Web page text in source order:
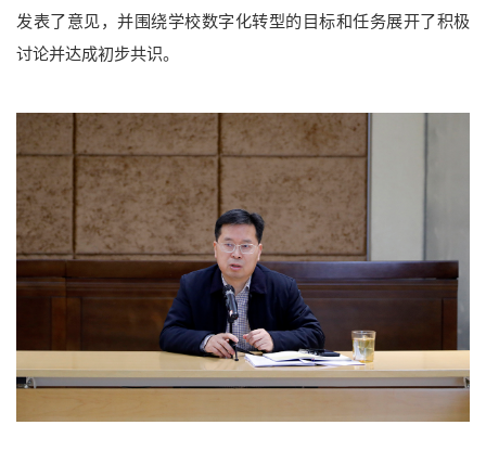
发表了意见，并围绕学校数字化转型的目标和任务展开了积极
讨论并达成初步共识。